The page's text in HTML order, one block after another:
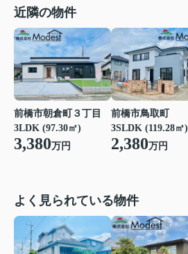
近隣の物件
前橋市朝倉町３丁目
3LDK (97.30㎡)
3,380万円
前橋市鳥取町
3SLDK (119.28㎡)
2,380万円
よく見られている物件